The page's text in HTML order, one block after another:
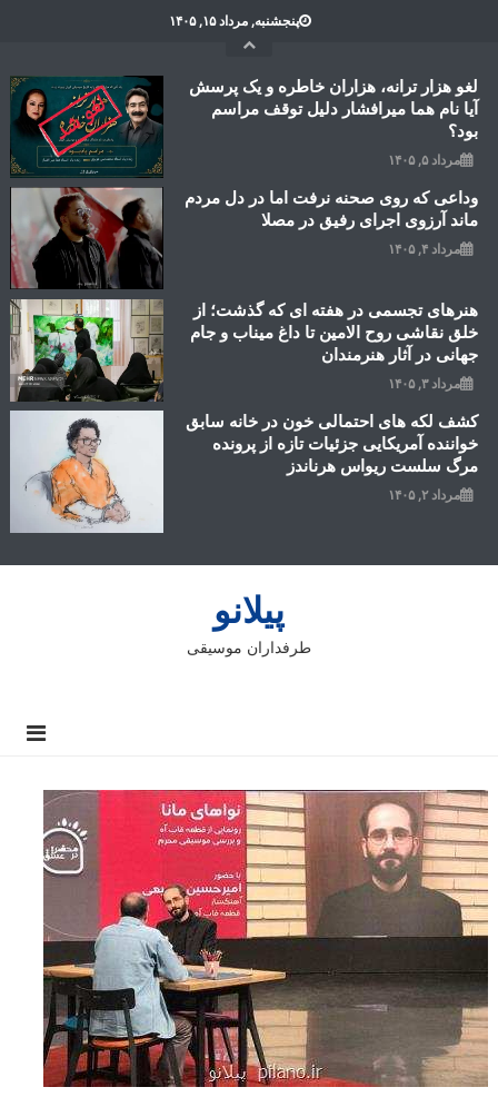
پنجشنبه, مرداد ۱۵, ۱۴۰۵
لغو هزار ترانه، هزاران خاطره و یک پرسش
آیا نام هما میرافشار دلیل توقف مراسم
بود؟
مرداد ۵, ۱۴۰۵
وداعی که روی صحنه نرفت اما در دل مردم
ماند آرزوی اجرای رفیق در مصلا
مرداد ۴, ۱۴۰۵
هنرهای تجسمی در هفته ای که گذشت؛ از
خلق نقاشی روح الامین تا داغ میناب و جام
جهانی در آثار هنرمندان
مرداد ۳, ۱۴۰۵
کشف لکه های احتمالی خون در خانه سابق
خواننده آمریکایی جزئیات تازه از پرونده
مرگ سلست ریواس هرناندز
مرداد ۲, ۱۴۰۵
پیلانو
طرفداران موسیقی